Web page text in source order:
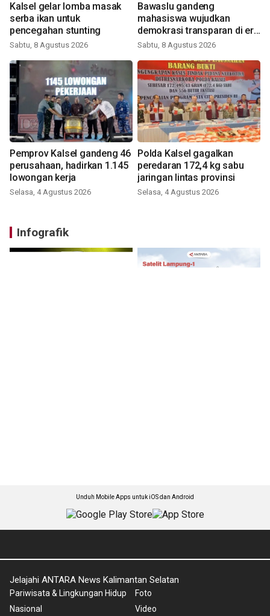
Kalsel gelar lomba masak
serba ikan untuk
pencegahan stunting
Sabtu, 8 Agustus 2026
Bawaslu gandeng
mahasiswa wujudkan
demokrasi transparan di era
digital
Sabtu, 8 Agustus 2026
Pemprov Kalsel gandeng 46
perusahaan, hadirkan 1.145
lowongan kerja
Selasa, 4 Agustus 2026
Polda Kalsel gagalkan
peredaran 172,4 kg sabu
jaringan lintas provinsi
Selasa, 4 Agustus 2026
Infografik
Unduh Mobile Apps untuk iOS dan Android
Jelajahi ANTARA News Kalimantan Selatan
Pariwisata & Lingkungan Hidup
Nasional
Foto
Video